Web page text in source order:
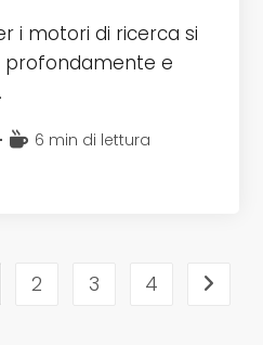
i motori di ricerca si
e
Tempo6 min di lettura
2 3 4 Vai